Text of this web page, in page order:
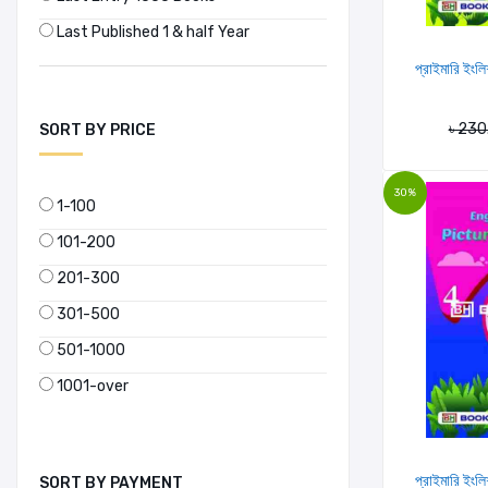
Bangla Academy Dhaka (1)
Bangladesh Center for International
Studies (BCIS) (1)
Bangladesh Council of Scientific and
Last Published 1 & half Year
SORT BY PRICE
1-100
101-200
201-300
301-500
501-1000
1001-over
SORT BY PAYMENT
প্রাইমারি
৳
30%
প্রাইমারি